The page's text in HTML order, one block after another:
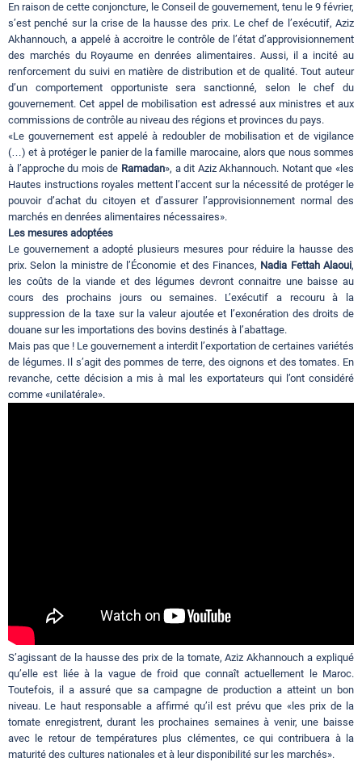
En raison de cette conjoncture, le Conseil de gouvernement, tenu le 9 février,
s’est penché sur la crise de la hausse des prix. Le chef de l’exécutif, Aziz
Akhannouch, a appelé à accroitre le contrôle de l’état d’approvisionnement
des marchés du Royaume en denrées alimentaires. Aussi, il a incité au
renforcement du suivi en matière de distribution et de qualité. Tout auteur
d’un comportement opportuniste sera sanctionné, selon le chef du
gouvernement. Cet appel de mobilisation est adressé aux ministres et aux
commissions de contrôle au niveau des régions et provinces du pays.
«Le gouvernement est appelé à redoubler de mobilisation et de vigilance
(…) et à protéger le panier de la famille marocaine, alors que nous sommes
à l’approche du mois de Ramadan», a dit Aziz Akhannouch. Notant que «les
Hautes instructions royales mettent l’accent sur la nécessité de protéger le
pouvoir d’achat du citoyen et d’assurer l’approvisionnement normal des
marchés en denrées alimentaires nécessaires».
Les mesures adoptées
Le gouvernement a adopté plusieurs mesures pour réduire la hausse des
prix. Selon la ministre de l’Économie et des Finances, Nadia Fettah Alaoui,
les coûts de la viande et des légumes devront connaitre une baisse au
cours des prochains jours ou semaines. L’exécutif a recouru à la
suppression de la taxe sur la valeur ajoutée et l’exonération des droits de
douane sur les importations des bovins destinés à l’abattage.
Mais pas que ! Le gouvernement a interdit l’exportation de certaines variétés
de légumes. Il s’agit des pommes de terre, des oignons et des tomates. En
revanche, cette décision a mis à mal les exportateurs qui l’ont considéré
comme «unilatérale».
S’agissant de la hausse des prix de la tomate, Aziz Akhannouch a expliqué
qu’elle est liée à la vague de froid que connaît actuellement le Maroc.
Toutefois, il a assuré que sa campagne de production a atteint un bon
niveau. Le haut responsable a affirmé qu’il est prévu que «les prix de la
tomate enregistrent, durant les prochaines semaines à venir, une baisse
avec le retour de températures plus clémentes, ce qui contribuera à la
maturité des cultures nationales et à leur disponibilité sur les marchés».